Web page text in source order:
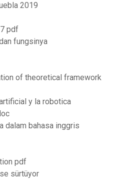
2019
pdf
fungsinya
of theoretical framework
y la robotica
dalam bahasa inggris
pdf
sürtüyor